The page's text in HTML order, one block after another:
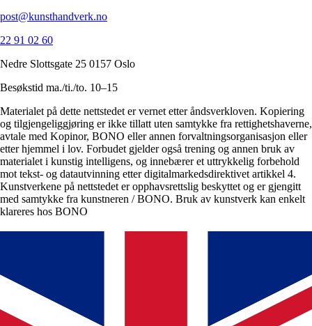
post@kunsthandverk.no
22 91 02 60
Nedre Slottsgate 25 0157 Oslo
Besøkstid ma./ti./to. 10–15
Materialet på dette nettstedet er vernet etter åndsverkloven. Kopiering
og tilgjengeliggjøring er ikke tillatt uten samtykke fra rettighetshaverne,
avtale med Kopinor, BONO eller annen forvaltningsorganisasjon eller
etter hjemmel i lov. Forbudet gjelder også trening og annen bruk av
materialet i kunstig intelligens, og innebærer et uttrykkelig forbehold
mot tekst- og datautvinning etter digitalmarkedsdirektivet artikkel 4.
Kunstverkene på nettstedet er opphavsrettslig beskyttet og er gjengitt
med samtykke fra kunstneren / BONO. Bruk av kunstverk kan enkelt
klareres hos BONO